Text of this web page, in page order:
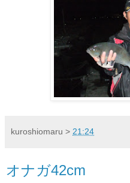
kuroshiomaru > 21:24
オナガ42cm